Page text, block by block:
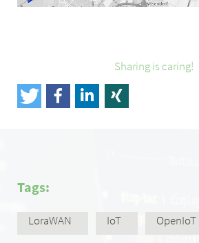
Sharing is caring!
Tags:
LoraWAN IoT OpenIoT